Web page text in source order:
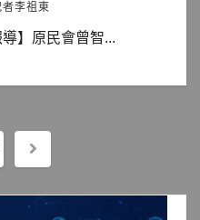
李祖東
】原民會曾智...